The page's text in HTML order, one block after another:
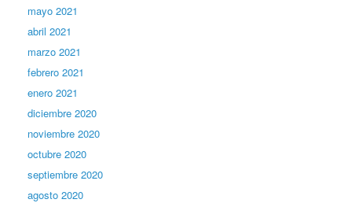
mayo 2021
abril 2021
marzo 2021
febrero 2021
enero 2021
diciembre 2020
noviembre 2020
octubre 2020
septiembre 2020
agosto 2020